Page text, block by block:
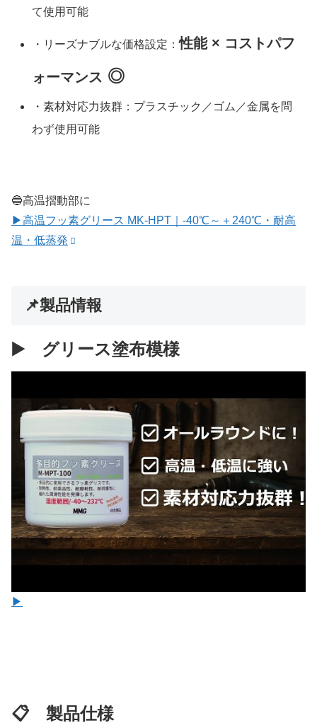
て使用可能
・リーズナブルな価格設定：性能 × コストパフ
ォーマンス ◎
・素材対応力抜群：プラスチック／ゴム／金属を問
わず使用可能
🔵高温摺動部に
▶高温フッ素グリース MK-HPT｜‐40℃～＋240℃・耐高
温・低蒸発
📌製品情報
▶️ グリース塗布模様
▶
📋 製品仕様